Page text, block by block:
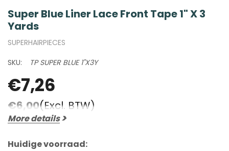
Super Blue Liner Lace Front Tape 1" X 3
Yards
SUPERHAIRPIECES
SKU:
TP SUPER BLUE 1"X3Y
€7,26
€6,00(Excl. BTW)
More details
Huidige voorraad: